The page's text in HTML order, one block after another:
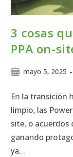
3 cosas
PPA on-
mayo 5, 2025
En la transición
limpio, las
site, o acuerdos
ganando
ya…